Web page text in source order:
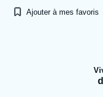
Analyses
Ajouter à mes favoris